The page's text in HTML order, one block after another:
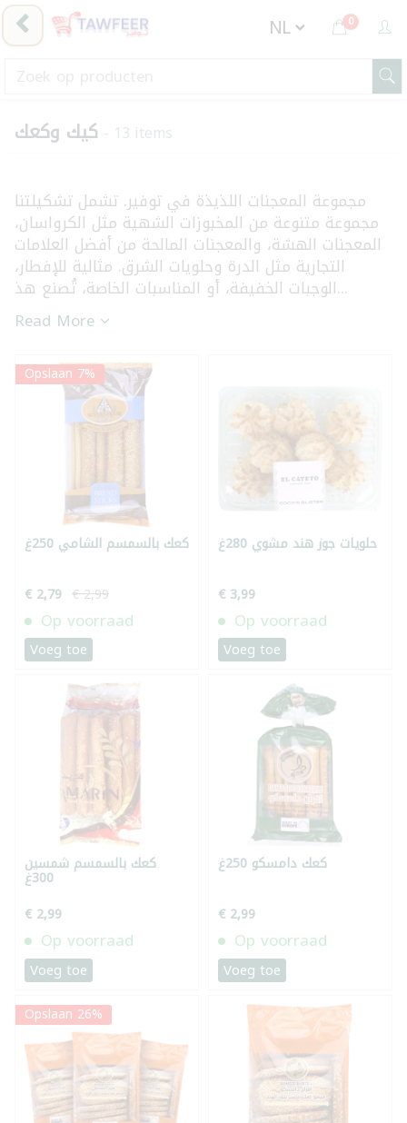
0
كيك وكعك - 13 items
مجموعة المعجنات اللذيذة في توفير. تشمل تشكيلتنا
مجموعة متنوعة من المخبوزات الشهية مثل الكرواسان،
المعجنات الهشة، والمعجنات المالحة من أفضل العلامات
التجارية مثل الدرة وحلويات الشرق. مثالية للإفطار،
الوجبات الخفيفة، أو المناسبات الخاصة، تُصنع هذ...
Read More
Opslaan 7%
كعك بالسمسم الشامي 250غ
€ 2,79 € 2,99
Op voorraad
Voeg toe
حلويات جوز هند مشوي 280غ
€ 3,99
Op voorraad
Voeg toe
كعك بالسمسم شمسين
300غ
€ 2,99
Op voorraad
Voeg toe
كعك دامسكو 250غ
€ 2,99
Op voorraad
Voeg toe
Opslaan 26%